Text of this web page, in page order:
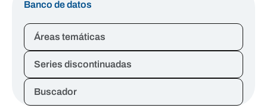
Banco de datos
Áreas temáticas
Series discontinuadas
Buscador